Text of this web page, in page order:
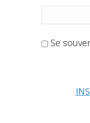
Se